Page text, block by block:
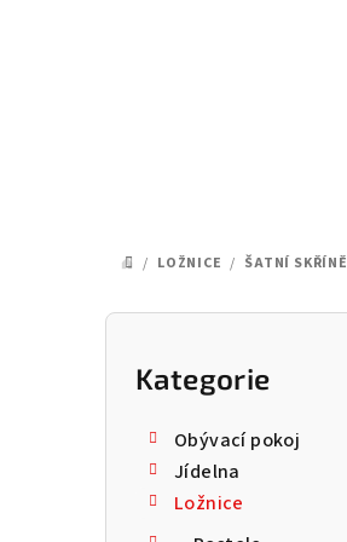
DOMŮ
/ LOŽNICE / ŠATNÍ SKŘÍNĚ
P
Přeskočit
kategorie
Kategorie
Obývací pokoj
Jídelna
Ložnice